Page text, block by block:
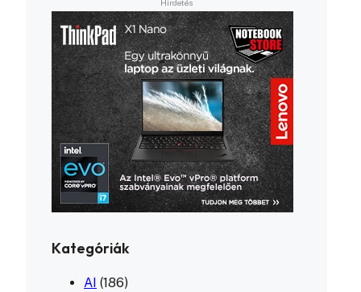
Kategóriák
AI (186)